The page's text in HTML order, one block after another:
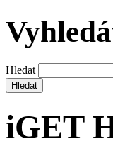
Hledat
iGET